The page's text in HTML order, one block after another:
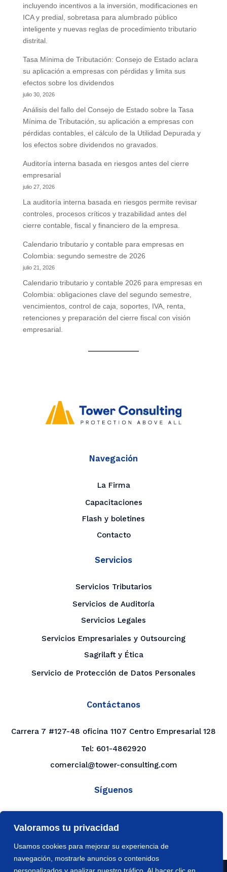
Valoramos tu privacidad
Usamos cookies para mejorar su experiencia de
navegación, mostrarle anuncios o contenidos
incluyendo incentivos a la inversión, modificaciones en
ICA y predial, sobretasa para alumbrado público
inteligente y nuevas reglas de procedimiento tributario
distrital.
Tasa Mínima de Tributación: Consejo de Estado aclara
su aplicación a empresas con pérdidas y limita sus
efectos sobre los dividendos
julio 30, 2026
Análisis del fallo del Consejo de Estado sobre la Tasa
Mínima de Tributación, su aplicación a empresas con
pérdidas contables, el cálculo de la Utilidad Depurada y
los efectos sobre dividendos no gravados.
Auditoría interna basada en riesgos antes del cierre
empresarial
julio 27, 2026
La auditoría interna basada en riesgos permite revisar
controles, procesos críticos y trazabilidad antes del
cierre contable, fiscal y financiero de la empresa.
Calendario tributario y contable para empresas en
Colombia: segundo semestre de 2026
julio 21, 2026
Calendario tributario y contable 2026 para empresas en
Colombia: obligaciones clave del segundo semestre,
vencimientos, control de caja, soportes, IVA, renta,
retenciones y preparación del cierre fiscal con visión
empresarial.
Navegación
La Firma
Capacitaciones
Flash y boletines
Contacto
Servicios
Servicios Tributarios
Servicios de Auditoría
Servicios Legales
Servicios Empresariales y Outsourcing
Sagrilaft y Ética
Servicio de Protección de Datos Personales
Contáctanos
Carrera 7 #127-48 oficina 1107 Centro Empresarial 128
Tel: 601-4862920
comercial@tower-consulting.com
Síguenos
YouTube